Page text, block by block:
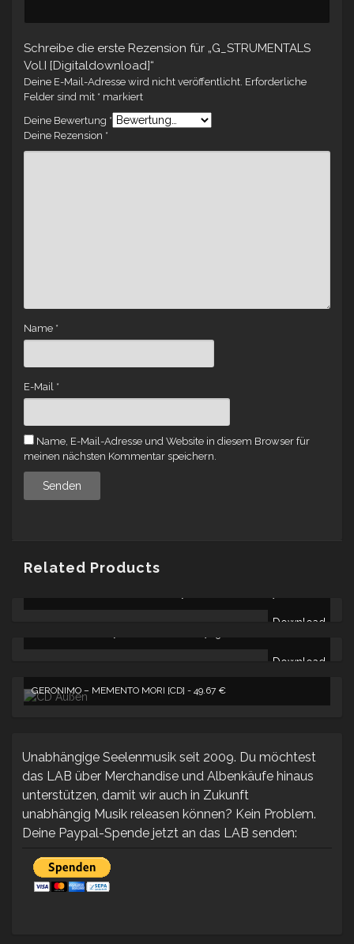
Schreibe die erste Rezension für „G_STRUMENTALS
Vol.I [Digitaldownload]“
Deine E-Mail-Adresse wird nicht veröffentlicht. Erforderliche
Felder sind mit * markiert
Deine Bewertung *
Deine Rezension *
Name *
E-Mail *
Name, E-Mail-Adresse und Website in diesem Browser für
meinen nächsten Kommentar speichern.
Related Products
Download
Download
GERONIMO – MEMENTO MORI [CD] - 49.67 €
Unabhängige Seelenmusik seit 2009. Du möchtest
das LAB über Merchandise und Albenkäufe hinaus
unterstützen, damit wir auch in Zukunft
unabhängig Musik releasen können? Kein Problem.
Deine Paypal-Spende jetzt an das LAB senden: